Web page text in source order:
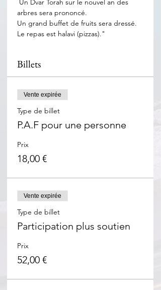
arbres sera prononcé.
Un grand buffet de fruits sera dressé.
Le repas est halavi (pizzas)."
Billets
Vente expirée
Type de billet
P.A.F pour une personne
Prix
18,00 €
Vente expirée
Type de billet
Participation plus soutien
Prix
52,00 €